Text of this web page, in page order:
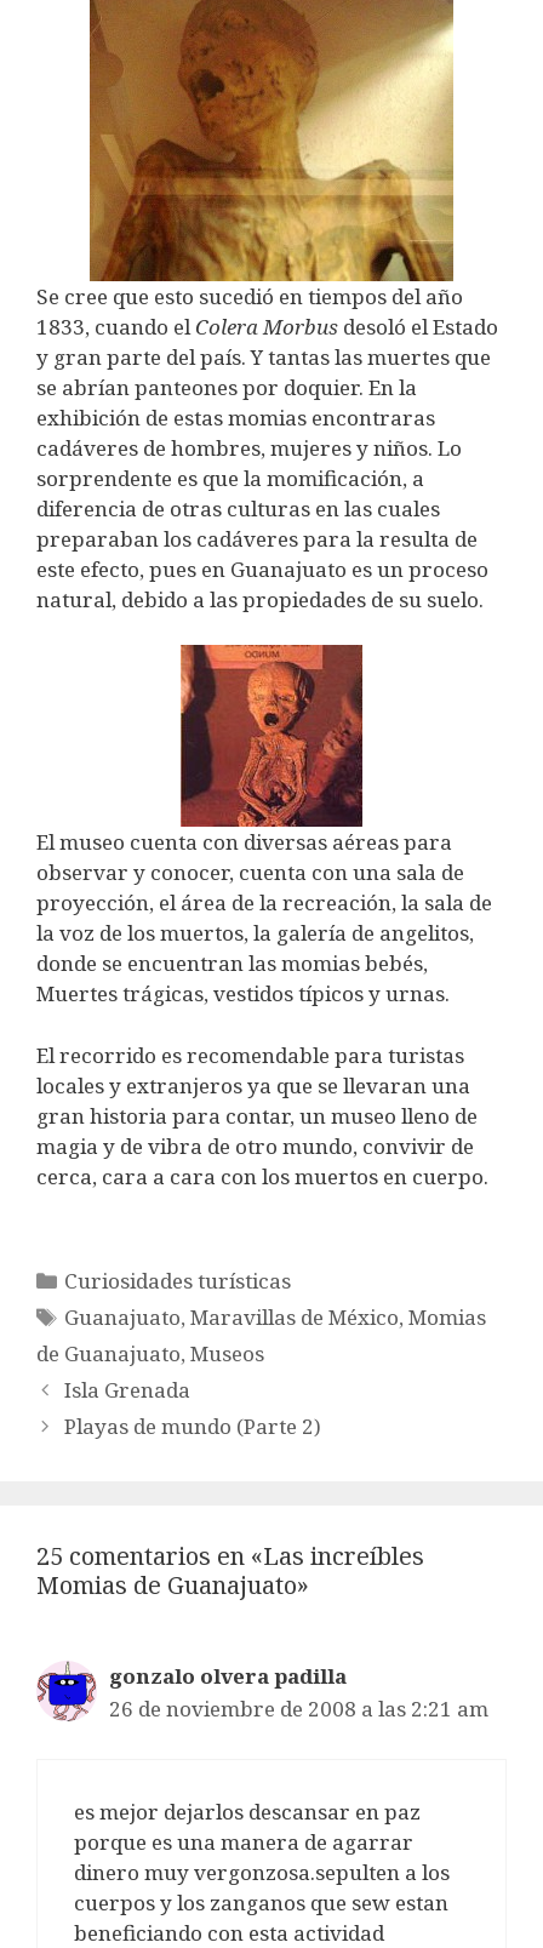
Se cree que esto sucedió en tiempos del año
1833, cuando el Colera Morbus desoló el Estado
y gran parte del país. Y tantas las muertes que
se abrían panteones por doquier. En la
exhibición de estas momias encontraras
cadáveres de hombres, mujeres y niños. Lo
sorprendente es que la momificación, a
diferencia de otras culturas en las cuales
preparaban los cadáveres para la resulta de
este efecto, pues en Guanajuato es un proceso
natural, debido a las propiedades de su suelo.
El museo cuenta con diversas aéreas para
observar y conocer, cuenta con una sala de
proyección, el área de la recreación, la sala de
la voz de los muertos, la galería de angelitos,
donde se encuentran las momias bebés,
Muertes trágicas, vestidos típicos y urnas.
El recorrido es recomendable para turistas
locales y extranjeros ya que se llevaran una
gran historia para contar, un museo lleno de
magia y de vibra de otro mundo, convivir de
cerca, cara a cara con los muertos en cuerpo.
Categorías
Curiosidades turísticas
Etiquetas
Guanajuato,Maravillas de México,Momias
de Guanajuato, Museos
Isla Grenada
Playas de mundo (Parte 2)
25 comentarios en «Las increíbles
Momias de Guanajuato»
gonzalo olvera padilla
26 de noviembre de 2008 a las 2:21 am
es mejor dejarlos descansar en paz
porque es una manera de agarrar
dinero muy vergonzosa.sepulten a los
cuerpos y los zanganos que sew estan
beneficiando con esta actividad